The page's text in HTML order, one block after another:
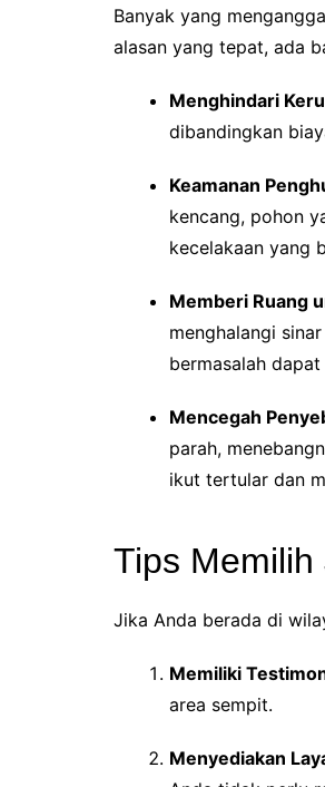
Banyak yang
alasan yang tepat, ada
Menghindari
dibandingkan
Keamanan
kencang, pohon
kecelakaan yang
Memberi Ruang
menghalangi
bermasalah
Mencegah
parah,
ikut tertular dan
Tips Memilih
Jika Anda berada di
Memiliki
area sempit.
Menyediakan